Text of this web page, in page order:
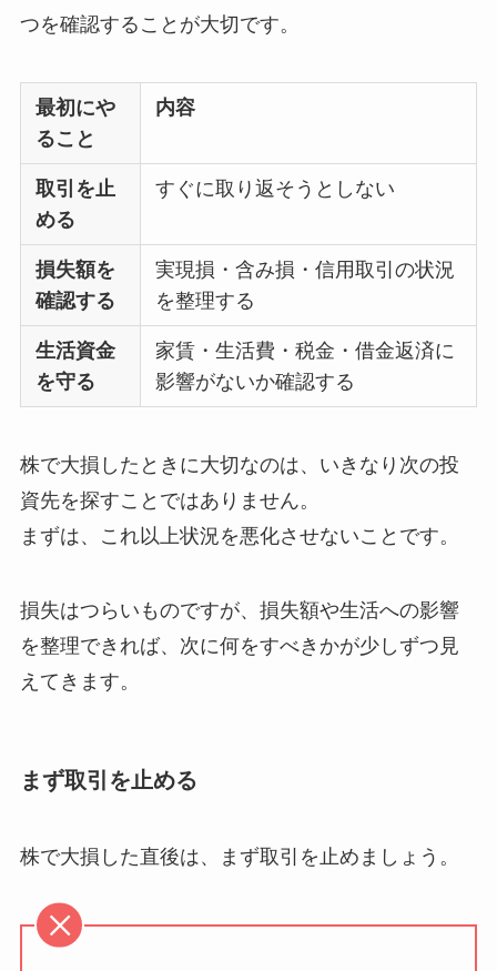
つを確認することが大切です。
最初にや
ること
内容
取引を止
める
すぐに取り返そうとしない
損失額を
確認する
実現損・含み損・信用取引の状況
を整理する
生活資金
を守る
家賃・生活費・税金・借金返済に
影響がないか確認する
株で大損したときに大切なのは、いきなり次の投
資先を探すことではありません。
まずは、これ以上状況を悪化させないことです。
損失はつらいものですが、損失額や生活への影響
を整理できれば、次に何をすべきかが少しずつ見
えてきます。
まず取引を止める
株で大損した直後は、まず取引を止めましょう。